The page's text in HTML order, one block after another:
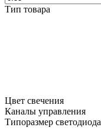
Тип товара
Цвет свечения
Каналы управления
Типоразмер светодиода